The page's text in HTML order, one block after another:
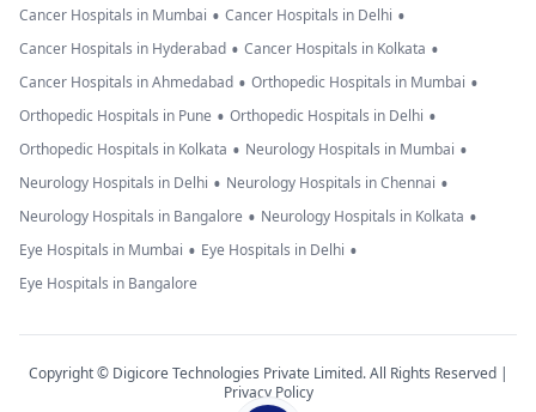
Cancer Hospitals in Mumbai • Cancer Hospitals in Delhi •
Cancer Hospitals in Hyderabad • Cancer Hospitals in Kolkata •
Cancer Hospitals in Ahmedabad • Orthopedic Hospitals in Mumbai •
Orthopedic Hospitals in Pune • Orthopedic Hospitals in Delhi •
Orthopedic Hospitals in Kolkata • Neurology Hospitals in Mumbai •
Neurology Hospitals in Delhi • Neurology Hospitals in Chennai •
Neurology Hospitals in Bangalore • Neurology Hospitals in Kolkata •
Eye Hospitals in Mumbai • Eye Hospitals in Delhi •
Eye Hospitals in Bangalore
Copyright © Digicore Technologies Private Limited. All Rights Reserved |
Privacy Policy